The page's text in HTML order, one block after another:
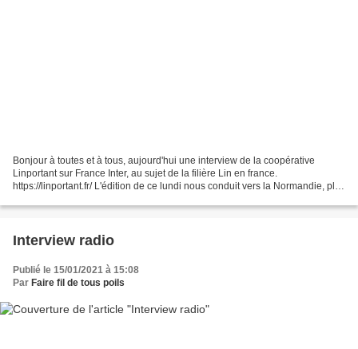
Bonjour à toutes et à tous, aujourd'hui une interview de la coopérative
Linportant sur France Inter, au sujet de la filière Lin en france.
https://linportant.fr/ L'édition de ce lundi nous conduit vers la Normandie, plus
Interview radio
Publié le 15/01/2021 à 15:08
Par Faire fil de tous poils